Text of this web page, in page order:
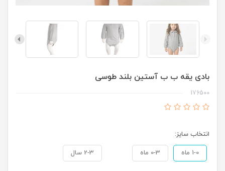
بادی یقه ب ب آستین بلند طوسی
176500
انتخاب سایز:
1-0 ماه 0-3 ماه 2-3 سال